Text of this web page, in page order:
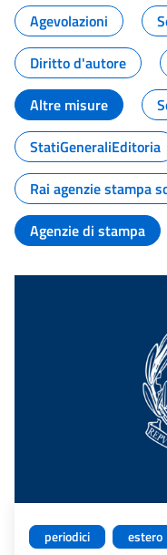
Agevolazioni
Diritto d'autore
Altre misure
StatiGeneraliEditoria
Rai agenzie stampa
Agenzie di stampa
periodici estero